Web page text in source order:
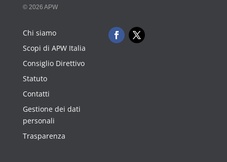
© 2026 APW
Chi siamo
Scopi di APW Italia
Consiglio Direttivo
Statuto
Contatti
Gestione dei dati
personali
Trasparenza